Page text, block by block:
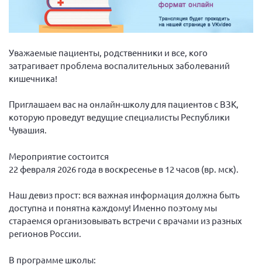
Генеральный директор Матвиевская О.В.
Вице-президент Зрячева Н.В.
Информационная служба
Отдел международных отношений
Вице-президент Черненко Д.Е.
Вице-президент Валюх М.В.
Вице-президент Цикорин И.В.
Вице-президент Груба Л.В.
Главный бухгалтер Жаворонкова Г.М.
Конференция ОООИБРС 2026
Конференция ОООИБРС 2025
Конференция ОООИБРС 2024
Уважаемые пациенты, родственники и все, кого
затрагивает проблема воспалительных заболеваний
кишечника!
Приглашаем вас на онлайн-школу для пациентов с ВЗК,
которую проведут ведущие специалисты Республики
Чувашия.
Мероприятие состоится
22 февраля 2026 года в воскресенье в 12 часов (вр. мск).
Наш девиз прост: вся важная информация должна быть
доступна и понятна каждому! Именно поэтому мы
стараемся организовывать встречи с врачами из разных
регионов России.
В программе школы: